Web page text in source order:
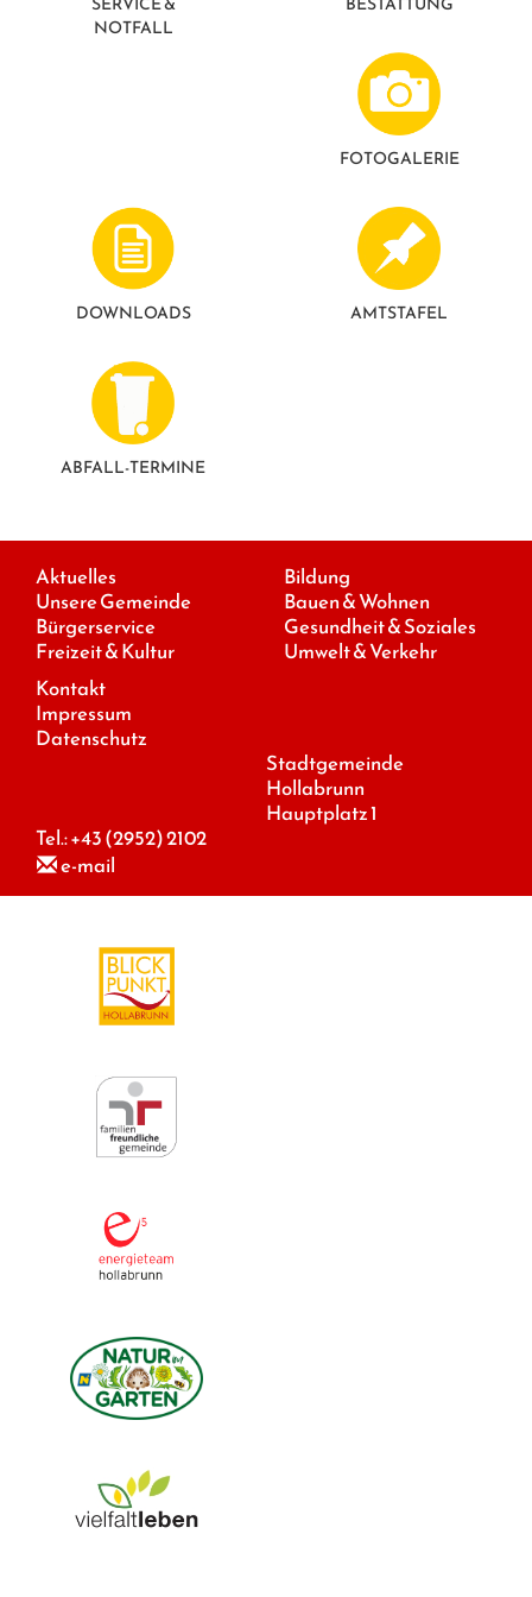
ANSPRECHPARTNER
GESUNDE GEMEINDE
NOTFALL
FOTO­GALERIE
DOWNLOADS AMTSTAFEL
ABFALL-TERMINE
Aktuelles
Unsere Gemeinde
Bürgerservice
Freizeit & Kultur
Bildung
Bauen & Wohnen
Gesundheit & Soziales
Umwelt & Verkehr
Kontakt
Impressum
Datenschutz
Stadtgemeinde
Hollabrunn
Hauptplatz 1
Tel.:+43 (2952) 2102
e-mail